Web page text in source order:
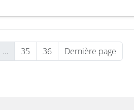
Dans le cadre
Hivemind de Shield
… 35 36 Dernière page